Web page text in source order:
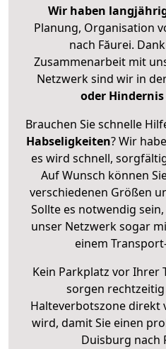
Wir haben
Planung, Organisation
nach Făurei.
Zusammenarbeit mit
Netzwerk sind wir in
oder
Brauchen Sie schnelle
Habseligkeiten? Wir
es wird schnell,
Auf Wunsch können
verschiedenen Größen
Sollte es notwendig
unser Netzwerk sogar
einem
Kein Parkplatz vor Ihrer
sorgen
Halteverbotszone direkt
wird, damit Sie einen
Duisburg nach